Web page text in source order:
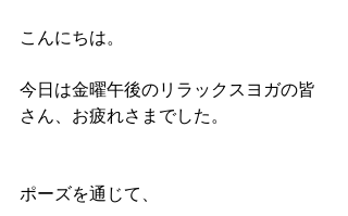
こんにちは。
今日は金曜午後のリラックスヨガの皆
さん、お疲れさまでした。
ポーズを通じて、